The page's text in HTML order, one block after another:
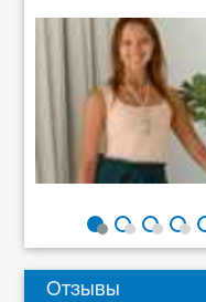
Отзывы